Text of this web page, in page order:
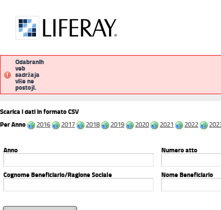
Odabranih
veb
sadržaјa
više ne
postoјi.
Scarica i dati in formato CSV
Per Anno
2016 2017 2018 2019 2020 2021 2022
Anno
Cognome Beneficiario/Ragione Sociale
Numero atto
Nome Beneficiario